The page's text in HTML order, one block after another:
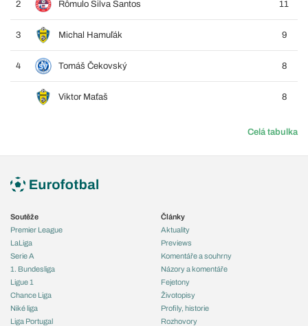
2 Rômulo Silva Santos 11
3 Michal Hamuľák 9
4 Tomáš Čekovský 8
Viktor Maťaš 8
Celá tabulka
Soutěže
Premier League
LaLiga
Serie A
1. Bundesliga
Ligue 1
Chance Liga
Niké liga
Liga Portugal
Články
Aktuality
Previews
Komentáře a souhrny
Názory a komentáře
Fejetony
Životopisy
Profily, historie
Rozhovory